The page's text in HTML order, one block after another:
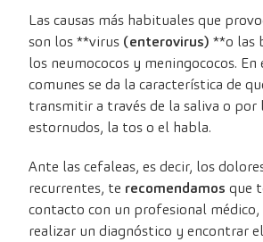
Las causas más habituales que
son los **virus (enterovirus) **o las
los neumococos y meningococos. En
comunes se da la característica de
transmitir a través de la saliva o por
estornudos, la tos o el habla.
Ante las cefaleas, es decir, los
recurrentes, te recomendamos que
contacto con un profesional médico,
realizar un diagnóstico y encontrar